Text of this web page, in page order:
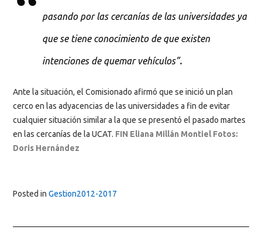
pasando por las cercanías de las universidades ya
que se tiene conocimiento de que existen
intenciones de quemar vehículos”.
Ante la situación, el Comisionado afirmó que se inició un plan
cerco en las adyacencias de las universidades a fin de evitar
cualquier situación similar a la que se presentó el pasado martes
en las cercanías de la UCAT. FIN Eliana Millán Montiel Fotos:
Doris Hernández
Posted in Gestion2012-2017